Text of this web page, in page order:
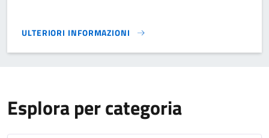
ULTERIORI INFORMAZIONI
DETERMINAZIONE N. 85}
Esplora per categoria